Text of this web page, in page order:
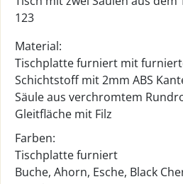
123
Material:
Tischplatte furniert mit
Schichtstoff mit 2mm ABS
Säule aus verchromtem
Gleitfläche mit Filz
Farben:
Tischplatte furniert
Buche, Ahorn, Esche, Black